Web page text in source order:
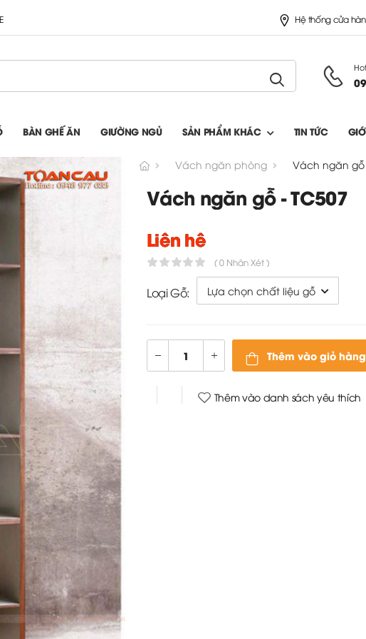
Hệ thống cửa
BÀN GHẾ ĂN GIƯỜNG NGỦ SẢN PHẨM KHÁC TIN TỨC
Vách ngăn phòng Vách ngăn gỗ
Vách ngăn gỗ - TC507
Liên hệ
( 0 Nhận Xét )
Loại Gỗ:
Thêm vào giỏ hàng
Thêm vào danh sách yêu thích